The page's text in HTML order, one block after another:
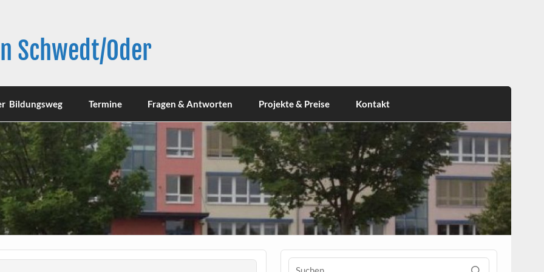
Schwedt/Oder
Bildungsweg Termine Fragen & Antworten Projekte & Preise Kontakt